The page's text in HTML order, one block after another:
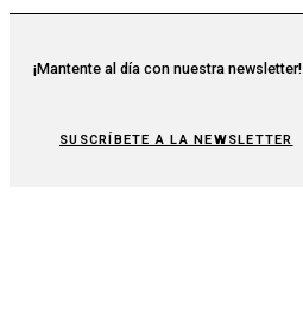
¡Mantente al día con nuestra newsletter!
SUSCRÍBETE A LA NEWSLETTER